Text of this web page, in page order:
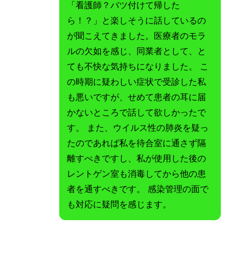
「看護師？バツ付けて帰した
ら！？」と楽しそうに話しているの
が聞こえてきました。医療者のモラ
ルの欠如を感じ、同業者として、と
ても不快な気持ちになりました。 こ
の時期に疑わしい症状で受診した私
も悪いですが、せめて患者の耳に届
かないところで話して欲しかったで
す。 また、ウイルス性の肺炎を疑っ
たのであれば私を待合室に通さず隔
離すべきですし、私が使用した後の
レントゲン室も消毒してから他の患
者を通すべきです。 感染管理の面で
も対応に疑問を感じます。